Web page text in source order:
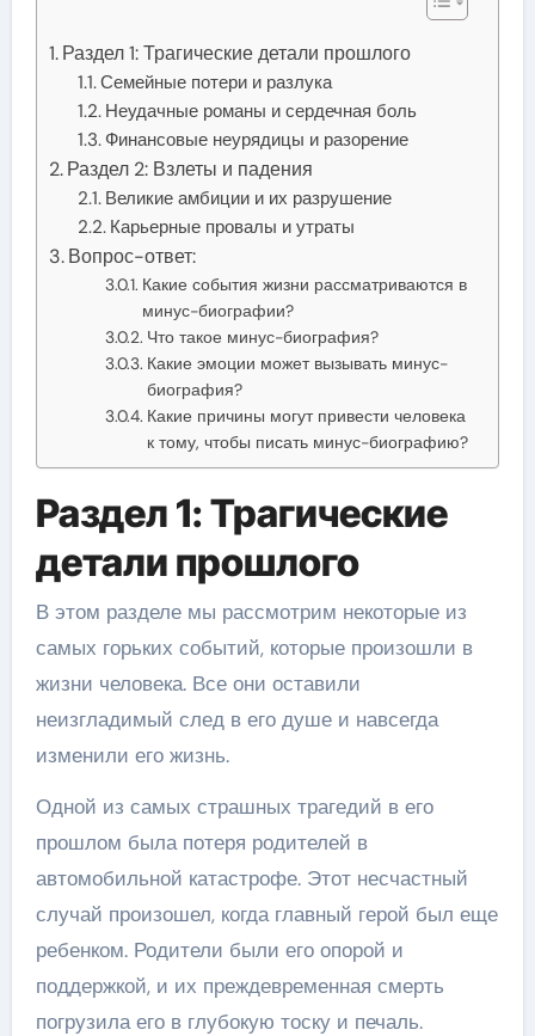
Раздел 1: Трагические детали прошлого
Семейные потери и разлука
Неудачные романы и сердечная боль
Финансовые неурядицы и разорение
Раздел 2: Взлеты и падения
Великие амбиции и их разрушение
Карьерные провалы и утраты
Вопрос-ответ:
Какие события жизни рассматриваются в
минус-биографии?
Что такое минус-биография?
Какие эмоции может вызывать минус-
биография?
Какие причины могут привести человека
к тому, чтобы писать минус-биографию?
Раздел 1: Трагические
детали прошлого
В этом разделе мы рассмотрим некоторые из
самых горьких событий, которые произошли в
жизни человека. Все они оставили
неизгладимый след в его душе и навсегда
изменили его жизнь.
Одной из самых страшных трагедий в его
прошлом была потеря родителей в
автомобильной катастрофе. Этот несчастный
случай произошел, когда главный герой был еще
ребенком. Родители были его опорой и
поддержкой, и их преждевременная смерть
погрузила его в глубокую тоску и печаль.